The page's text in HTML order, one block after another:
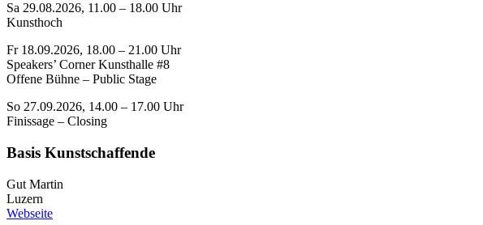
Sa 29.08.2026, 11.00 – 18.00 Uhr
Kunsthoch
Fr 18.09.2026, 18.00 – 21.00 Uhr
Speakers’ Corner Kunsthalle #8
Offene Bühne – Public Stage
So 27.09.2026, 14.00 – 17.00 Uhr
Finissage – Closing
Basis Kunstschaffende
Gut Martin
Luzern
Webseite